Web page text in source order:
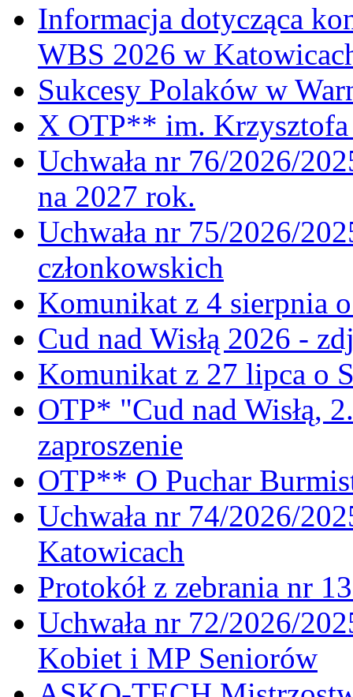
Informacja dotycząca
WBS 2026 w
Sukcesy Polaków w
X OTP** im. Krzysztofa
Uchwała nr 76/2026/
na 2027 rok.
Uchwała nr 75/2026/
członkowskich
Komunikat z 4 sierpnia
Cud nad Wisłą 2026 -
Komunikat z 27 lipca o
OTP* "Cud nad Wisłą,
zaproszenie
OTP** O Puchar
Uchwała nr 74/2026/
Katowicach
Protokół z zebrania nr
Uchwała nr 72/2026/
Kobiet i MP Seniorów